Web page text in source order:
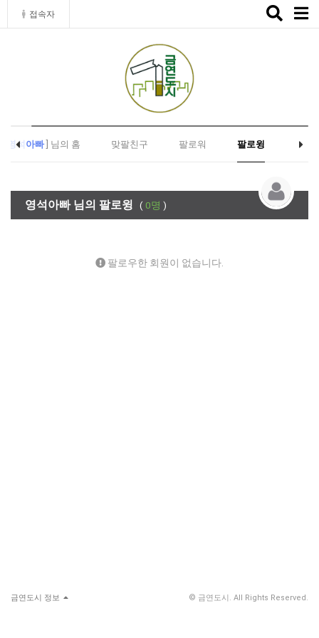
접속자
Toggle
영석아빠] 님의 홈 맞팔친구 팔로워 팔로윙
영석아빠 님의 팔로윙 ( 0명 )
팔로우한 회원이 없습니다.
금연도시 정보 © 금연도시. All Rights Reserved.